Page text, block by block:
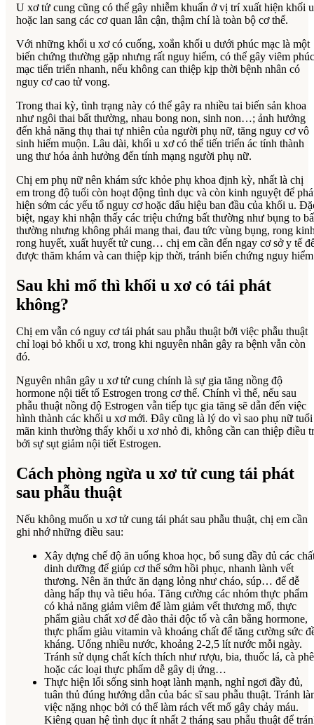
U xơ tử cung cũng có thể gây nhiễm khuẩn ở vị trí xuất hiện khối u
hoặc lan sang các cơ quan lân cận, thậm chí là toàn bộ cơ thể.
Với những khối u xơ có cuống, xoắn khối u dưới phúc mạc là một
biến chứng thường gặp nhưng rất nguy hiểm, có thể gây viêm phúc
mạc tiến triển nhanh, nếu không can thiệp kịp thời bệnh nhân có
nguy cơ cao tử vong.
Trong thai kỳ, tình trạng này có thể gây ra nhiều tai biến sản khoa
như ngôi thai bất thường, nhau bong non, sinh non…; ảnh hưởng
đến khả năng thụ thai tự nhiên của người phụ nữ, tăng nguy cơ vô
sinh hiếm muộn. Lâu dài, khối u xơ có thể tiến triển ác tính thành
ung thư hóa ảnh hưởng đến tính mạng người phụ nữ.
Chị em phụ nữ nên khám sức khỏe phụ khoa định kỳ, nhất là chị
em trong độ tuổi còn hoạt động tình dục và còn kinh nguyệt để
hiện sớm các yếu tố nguy cơ hoặc dấu hiệu ban đầu của khối u.
biệt, ngay khi nhận thấy các triệu chứng bất thường như bụng to
thường nhưng không phải mang thai, đau tức vùng bụng, rong
rong huyết, xuất huyết tử cung… chị em cần đến ngay cơ sở y tế
được thăm khám và can thiệp kịp thời, tránh biến chứng nguy
Sau khi mổ thì khối u xơ có tái phát
không?
Chị em vẫn có nguy cơ tái phát sau phẫu thuật bởi việc phẫu thuật
chỉ loại bỏ khối u xơ, trong khi nguyên nhân gây ra bệnh vẫn còn
đó.
Nguyên nhân gây u xơ tử cung chính là sự gia tăng nồng độ
hormone nội tiết tố Estrogen trong cơ thể. Chính vì thế, nếu sau
phẫu thuật nồng độ Estrogen vẫn tiếp tục gia tăng sẽ dẫn đến việc
hình thành các khối u xơ mới. Đây cũng là lý do vì sao phụ nữ tuổi
mãn kinh thường thấy khối u xơ nhỏ đi, không cần can thiệp điều
bởi sự sụt giảm nội tiết Estrogen.
Cách phòng ngừa u xơ tử cung tái phát
sau phẫu thuật
Nếu không muốn u xơ tử cung tái phát sau phẫu thuật, chị em cần
ghi nhớ những điều sau:
Xây dựng chế độ ăn uống khoa học, bổ sung đầy đủ các
dinh dưỡng để giúp cơ thể sớm hồi phục, nhanh lành vết
thương. Nên ăn thức ăn dạng lỏng như cháo, súp… để dễ
dàng hấp thụ và tiêu hóa. Tăng cường các nhóm thực phẩm
có khả năng giảm viêm để làm giảm vết thương mổ, thực
phẩm giàu chất xơ để đào thải độc tố và cân bằng hormone,
thực phẩm giàu vitamin và khoáng chất để tăng cường sức
kháng. Uống nhiều nước, khoảng 2-2,5 lít nước mỗi ngày.
Tránh sử dụng chất kích thích như rượu, bia, thuốc lá, cà phê
hoặc các loại thực phẩm dễ gây dị ứng…
Thực hiện lối sống sinh hoạt lành mạnh, nghỉ ngơi đầy đủ,
tuân thủ đúng hướng dẫn của bác sĩ sau phẫu thuật. Tránh
việc nặng nhọc bởi có thể làm rách vết mổ gây chảy máu.
Kiêng quan hệ tình dục ít nhất 2 tháng sau phẫu thuật để